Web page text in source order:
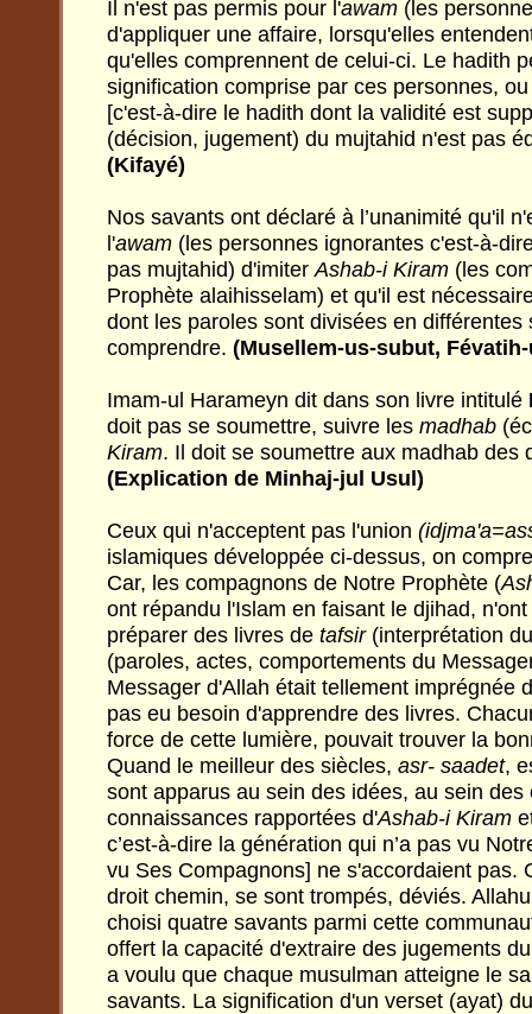
Il n'est pas permis pour l'awam (les
d'appliquer une affaire, lorsqu'elles
qu'elles comprennent de celui-ci. Le hadith
signification comprise par ces personnes,
[c'est-à-dire le hadith dont la validité est
(décision, jugement) du mujtahid n'est pas
(Kifayé)
Nos savants ont déclaré à l’unanimité qu'il
l'awam (les personnes ignorantes c'est-à-
pas mujtahid) d'imiterAshab-i Kiram (les
Prophète alaihisselam) et qu'il est
dont les paroles sont divisées en différentes
comprendre. (Musellem-us-subut,
Imam-ul Harameyn dit dans son livre intitulé
doit pas se soumettre, suivre les madhab
Kiram. Il doit se soumettre aux madhab des
(Explication de Minhaj-jul Usul)
Ceux qui n'acceptent pas l'union
islamiques développée ci-dessus, on
Car, les compagnons de Notre Prophète (
ont répandu l'Islam en faisant le djihad,
préparer des livres de tafsir(interprétation
(paroles, actes, comportements du
Messager d'Allah était tellement imprégnée
pas eu besoin d'apprendre des livres.
force de cette lumière, pouvait trouver la
Quand le meilleur des siècles, asr- saadet,
sont apparus au sein des idées, au sein
connaissances rapportées d'Ashab-i Kiram
c’est-à-dire la génération qui n’a pas vu
vu Ses Compagnons] ne s'accordaient pas.
droit chemin, se sont trompés, déviés.
choisi quatre savants parmi cette
offert la capacité d'extraire des jugements
a voulu que chaque musulman atteigne le
savants. La signification d'un verset (ayat)